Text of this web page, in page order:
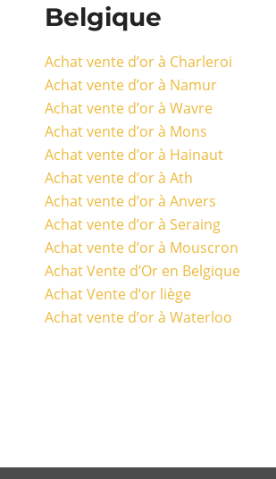
Belgique
Achat vente d’or à Charleroi
Achat vente d’or à Namur
Achat vente d’or à Wavre
Achat vente d’or à Mons
Achat vente d’or à Hainaut
Achat vente d’or à Ath
Achat vente d’or à Anvers
Achat vente d’or à Seraing
Achat vente d’or à Mouscron
Achat Vente d’Or en Belgique
Achat Vente d’or liège
Achat vente d’or à Waterloo